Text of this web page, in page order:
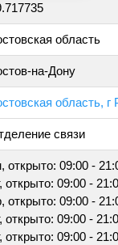
область
на-Дону
область,
связи
открыто: 09:00 -
открыто: 09:00 -
открыто: 09:00 -
открыто: 09:00 -
открыто: 09:00 -